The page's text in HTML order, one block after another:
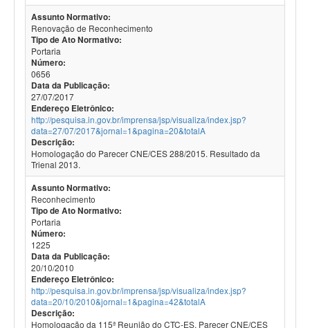
Assunto Normativo:
Renovação de Reconhecimento
Tipo de Ato Normativo:
Portaria
Número:
0656
Data da Publicação:
27/07/2017
Endereço Eletrônico:
http://pesquisa.in.gov.br/imprensa/jsp/visualiza/index.jsp?
data=27/07/2017&jornal=1&pagina=20&totalA
Descrição:
Homologação do Parecer CNE/CES 288/2015. Resultado da
Trienal 2013.
Assunto Normativo:
Reconhecimento
Tipo de Ato Normativo:
Portaria
Número:
1225
Data da Publicação:
20/10/2010
Endereço Eletrônico:
http://pesquisa.in.gov.br/imprensa/jsp/visualiza/index.jsp?
data=20/10/2010&jornal=1&pagina=42&totalA
Descrição:
Homologação da 115ª Reunião do CTC-ES, Parecer CNE/CES